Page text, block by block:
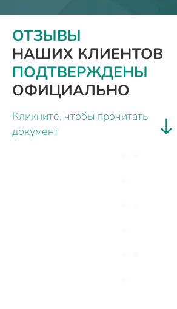
ОТЗЫВЫ
НАШИХ КЛИЕНТОВ
ПОДТВЕРЖДЕНЫ
ОФИЦИАЛЬНО
Кликните, чтобы прочитать
документ